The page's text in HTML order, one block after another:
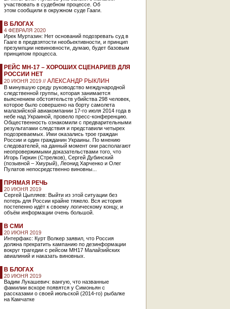
участвовать в судебном процессе. Об
этом сообщили в окружном суде Гааги.
В БЛОГАХ
4 ФЕВРАЛЯ 2020
Ирек Муртазин: Нет оснований подозревать суд в
Гааге в предвзятости необьективности, и принцип
презумпции невиновности, думаю, будет базовым
принципом процесса.
РЕЙС МН-17 – ХОРОШИХ СЦЕНАРИЕВ ДЛЯ
РОССИИ НЕТ
20 ИЮНЯ 2019 // АЛЕКСАНДР РЫКЛИН
В минувшую среду руководство международной
следственной группы, которая занимается
выяснением обстоятельств убийства 298 человек,
которое было совершено на борту самолета
малазийской авиакомпании 17-го июля 2014 года в
небе над Украиной, провело пресс-конференцию.
Общественность ознакомили с предварительными
результатами следствия и представили четырех
подозреваемых. Ими оказались трое граждан
России и один гражданин Украины. По мнению
следователей, на данный момент они располагают
неопровержимыми доказательствами того, что
Игорь Гиркин (Стрелков), Сергей Дубинский
(позывной – Хмурый), Леонид Харченко и Олег
Пулатов непосредственно виновны...
ПРЯМАЯ РЕЧЬ
20 ИЮНЯ 2019
Сергей Цыпляев: Выйти из этой ситуации без
потерь для России крайне тяжело. Вся история
постепенно идёт к своему логическому концу, и
объём информации очень большой.
В СМИ
20 ИЮНЯ 2019
Интерфакс: Курт Волкер заявил, что Россия
должна прекратить кампанию по дезинформации
вокруг трагедии с рейсом MH17 Малайзийских
авиалиний и наказать виновных.
В БЛОГАХ
20 ИЮНЯ 2019
Вадим Лукашевич: вангую, что названные
фамилии вскоре появятся у Симоньян с
рассказами о своей июльской (2014-го) рыбалке
на Камчатке